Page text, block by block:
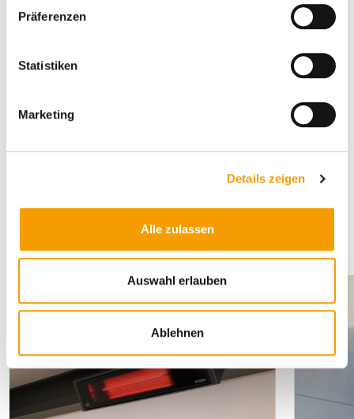
Präferenzen
Statistiken
Marketing
Details zeigen
Alle zulassen
Auswahl erlauben
Ablehnen
Ausstattungsextras